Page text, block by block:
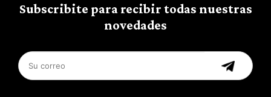
Subscribite para recibir todas nuestras
novedades